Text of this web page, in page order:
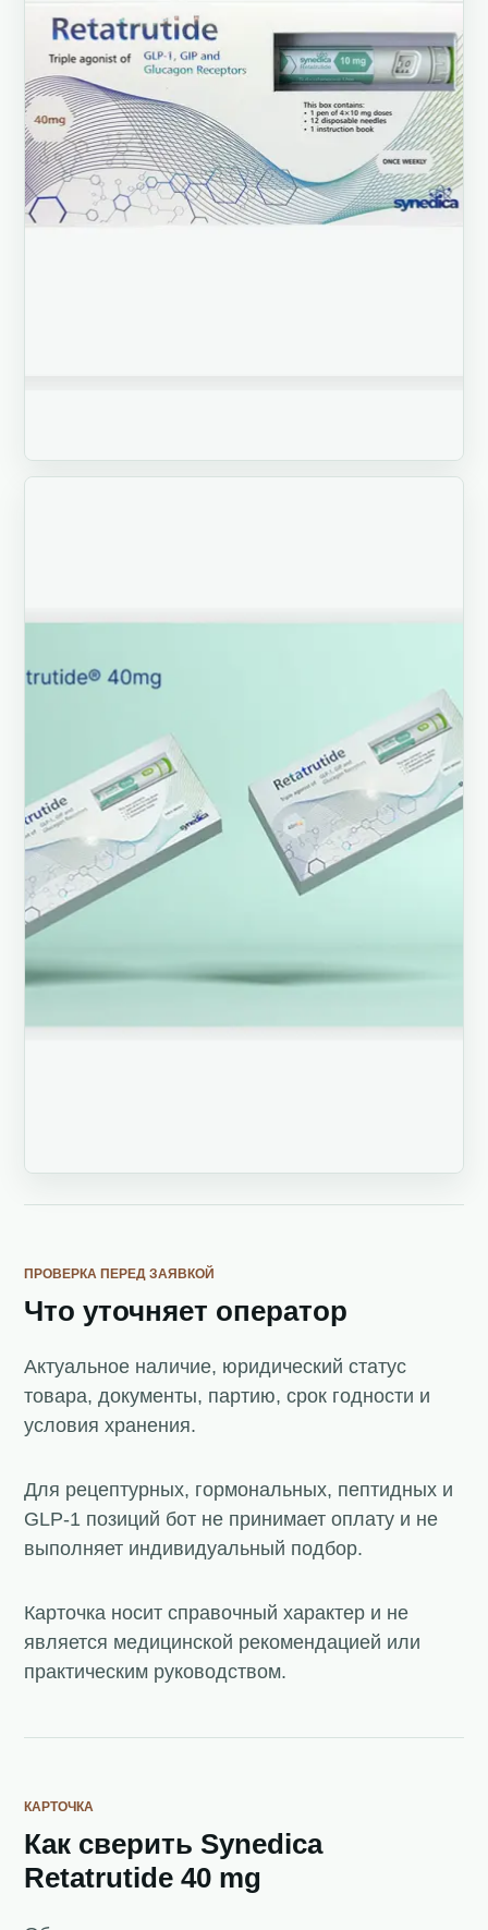
ПРОВЕРКА ПЕРЕД ЗАЯВКОЙ
Что уточняет оператор
Актуальное наличие, юридический статус
товара, документы, партию, срок годности и
условия хранения.
Для рецептурных, гормональных, пептидных и
GLP-1 позиций бот не принимает оплату и не
выполняет индивидуальный подбор.
Карточка носит справочный характер и не
является медицинской рекомендацией или
практическим руководством.
КАРТОЧКА
Как сверить Synedica
Retatrutide 40 mg